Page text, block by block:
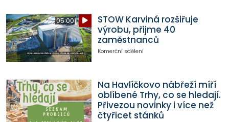
05:00
STOW Karviná rozšiřuje
výrobu, přijme 40
zaměstnanců
Komerční sdělení
Na Havlíčkovo nábřeží míří
oblíbené Trhy, co se hledají.
Přivezou novinky i více než
čtyřicet stánků